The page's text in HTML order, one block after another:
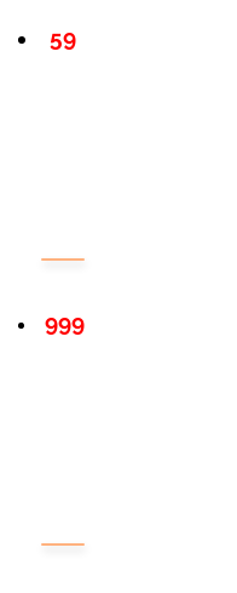
59
999